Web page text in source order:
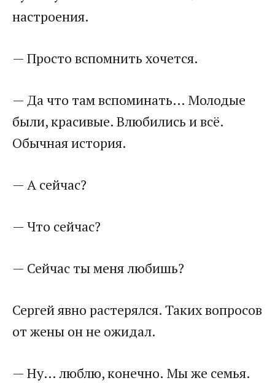
настроения.
— Просто вспомнить хочется.
— Да что там вспоминать… Молодые
были, красивые. Влюбились и всё.
Обычная история.
— А сейчас?
— Что сейчас?
— Сейчас ты меня любишь?
Сергей явно растерялся. Таких вопросов
от жены он не ожидал.
— Ну… люблю, конечно. Мы же семья.